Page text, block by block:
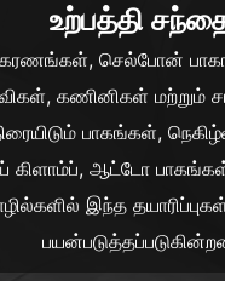
உற்பத்தி
செல்போன்
கணினிகள் மற்றும்
பாகங்கள்,
கிளாம்ப், ஆட்டோ
இந்த